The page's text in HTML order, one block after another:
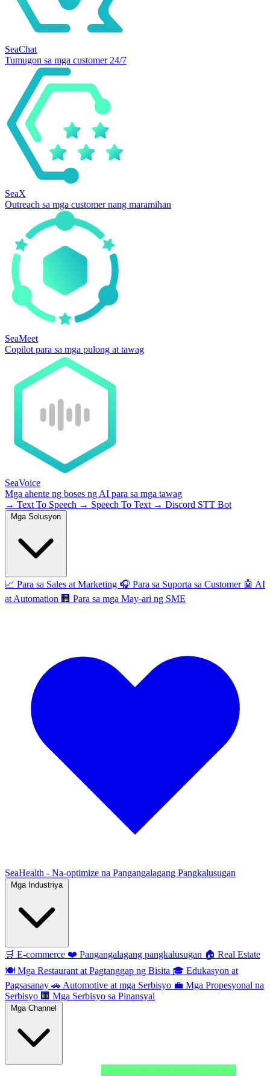
SeaChat
Tumugon sa mga customer 24/7
SeaX
Outreach sa mga customer nang maramihan
SeaMeet
Copilot para sa mga pulong at tawag
SeaVoice
Mga ahente ng boses ng AI para sa mga tawag
→ Text To Speech → Speech To Text → Discord STT Bot
📈 Para sa Sales at Marketing 🎧 Para sa Suporta sa Customer 🤖 AI
at Automation 🏢 Para sa mga May-ari ng SME
SeaHealth - Na-optimize na Pangangalagang Pangkalusugan
Mga Industriya
🛒 E-commerce ❤️ Pangangalagang pangkalusugan 🏠 Real Estate
🍽️ Mga Restaurant at Pagtanggap ng Bisita 🎓 Edukasyon at
Pagsasanay 🚗 Automotive at mga Serbisyo 💼 Mga Propesyonal na
Serbisyo 🏢 Mga Serbisyo sa Pinansyal